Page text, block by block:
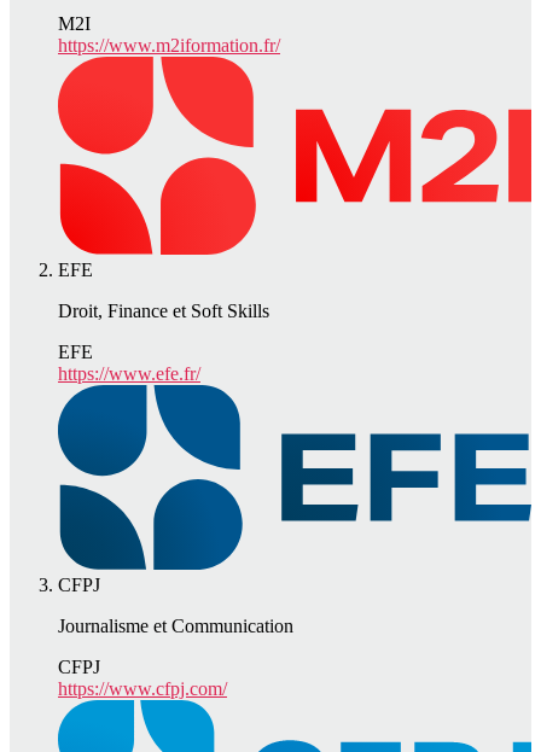
M2I
https://www.m2iformation.fr/
EFE
Droit, Finance et Soft Skills
EFE
https://www.efe.fr/
CFPJ
Journalisme et Communication
CFPJ
https://www.cfpj.com/